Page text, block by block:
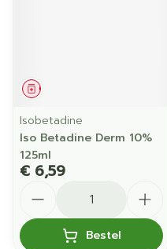
Geneesmiddel
Isobetadine
Iso Betadine Derm 10%
125ml
€ 6,59
Bestel